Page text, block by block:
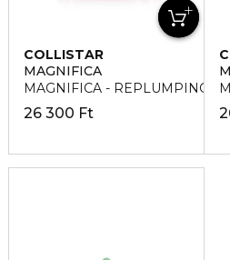
COLLISTAR
MAGNIFICA
MAGNIFICA - REPLUMPING
26 300 Ft